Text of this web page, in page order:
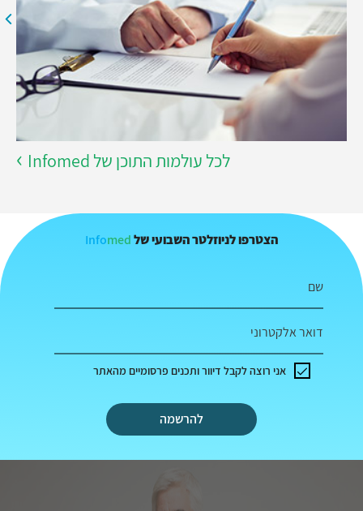
לכל עולמות התוכן של Infomed
הצטרפו לניוזלטר השבועי של Infomed
שם
דואר אלקטרוני
להרשמה
אני רוצה לקבל דיוור ותכנים פרסומיים מהאתר